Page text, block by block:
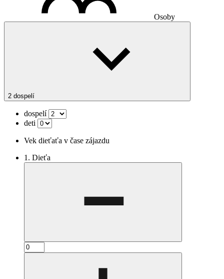
Osoby
2 dospelí
dospelí
deti
Vek dieťaťa v čase zájazdu
1. Dieťa